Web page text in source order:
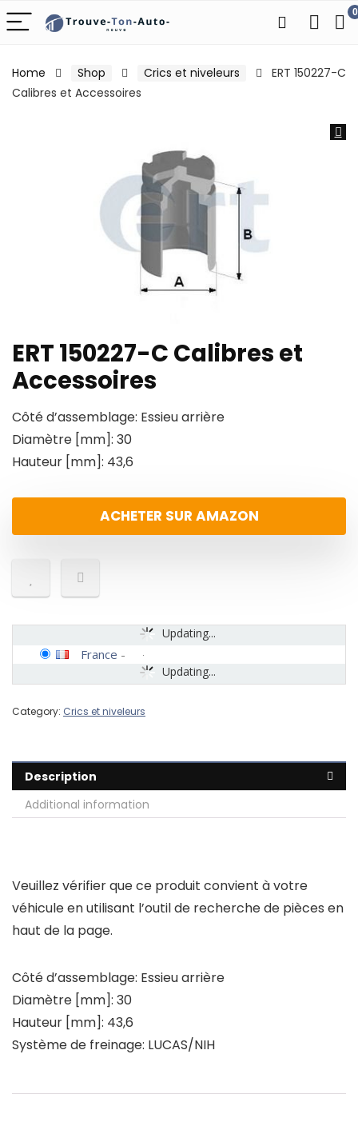
0
Home Shop Crics et niveleurs
ERT 150227-C
Calibres et Accessoires
ERT 150227-C Calibres et
Accessoires
Côté d’assemblage: Essieu arrière
Diamètre [mm]: 30
Hauteur [mm]: 43,6
ACHETER SUR AMAZON
Updating...
Updating...
France -
Category: Crics et niveleurs
Description
Additional information
Veuillez vérifier que ce produit convient à votre
véhicule en utilisant l’outil de recherche de pièces en
haut de la page.
Côté d’assemblage: Essieu arrière
Diamètre [mm]: 30
Hauteur [mm]: 43,6
Système de freinage: LUCAS/NIH